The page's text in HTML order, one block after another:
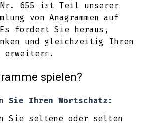
655 ist Teil unserer
von Anagrammen auf
fordert Sie heraus,
und gleichzeitig Ihren
erweitern.
spielen?
Sie Ihren Wortschatz:
Sie seltene oder selten